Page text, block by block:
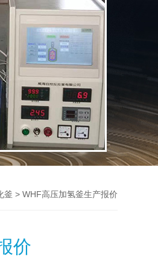
釜 > WHF高压加氢釜生产报价
价